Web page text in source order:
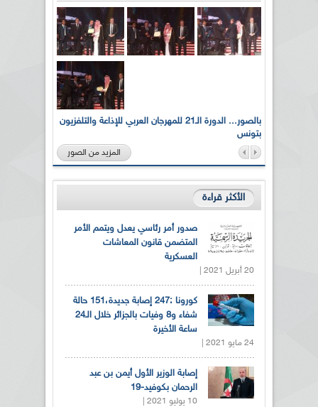
بالصور... الدورة الـ21 للمهرجان العربي للإذاعة والتلفزيون
بتونس
المزيد من الصور
الأكثر قراءة
صدور أمر رئاسي يعدل ويتمم الأمر
المتضمن قانون المعاشات
العسكرية
20 أبريل 2021 |
كورونا :247 إصابة جديدة،151 حالة
شفاء و8 وفيات بالجزائر خلال الـ24
ساعة الأخيرة
24 مايو 2021 |
إصابة الوزير الأول أيمن بن عبد
الرحمان بكوفيد-19
10 يوليو 2021 |